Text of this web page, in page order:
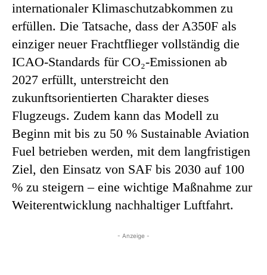
internationaler Klimaschutzabkommen zu
erfüllen. Die Tatsache, dass der A350F als
einziger neuer Frachtflieger vollständig die
ICAO-Standards für CO₂-Emissionen ab
2027 erfüllt, unterstreicht den
zukunftsorientierten Charakter dieses
Flugzeugs. Zudem kann das Modell zu
Beginn mit bis zu 50 % Sustainable Aviation
Fuel betrieben werden, mit dem langfristigen
Ziel, den Einsatz von SAF bis 2030 auf 100
% zu steigern – eine wichtige Maßnahme zur
Weiterentwicklung nachhaltiger Luftfahrt.
- Anzeige -